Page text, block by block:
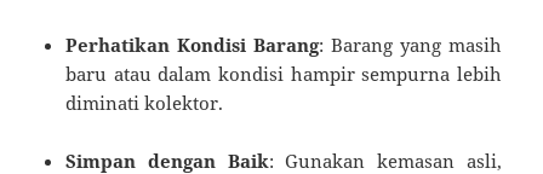
Perhatikan Kondisi Barang: Barang yang masih
baru atau dalam kondisi hampir sempurna lebih
diminati kolektor.
Simpan dengan Baik: Gunakan kemasan asli,